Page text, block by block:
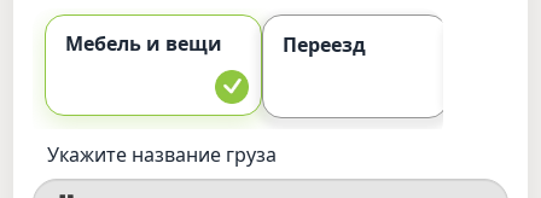
Мебель и вещи Переезд
Укажите название груза